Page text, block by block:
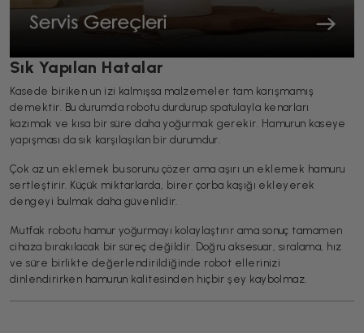
Sık Yapılan Hatalar
Kasede biriken un izi kalmışsa malzemeler tam karışmamış
demektir. Bu durumda robotu durdurup spatulayla kenarları
kazımak ve kısa bir süre daha yoğurmak gerekir. Hamurun kaseye
yapışması da sık karşılaşılan bir durumdur.
Çok az un eklemek bu sorunu çözer ama aşırı un eklemek hamuru
sertleştirir. Küçük miktarlarda, birer çorba kaşığı ekleyerek
dengeyi bulmak daha güvenlidir.
Mutfak robotu hamur yoğurmayı kolaylaştırır ama sonuç tamamen
cihaza bırakılacak bir süreç değildir. Doğru aksesuar, sıralama, hız
ve süre birlikte değerlendirildiğinde robot ellerinizi
dinlendirirken hamurun kalitesinden hiçbir şey kaybolmaz.